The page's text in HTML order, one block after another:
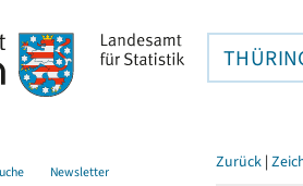
Newsletter Zurück |